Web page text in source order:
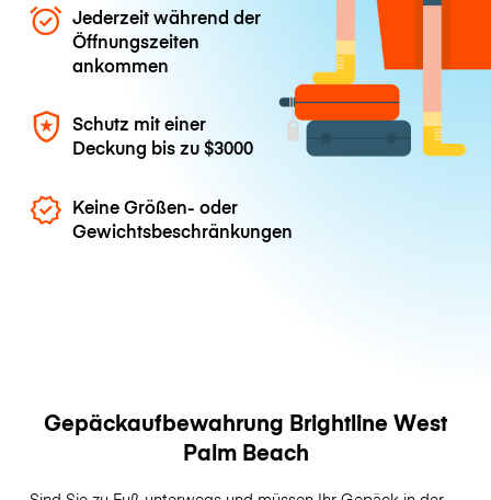
Jederzeit während der
Öffnungszeiten
ankommen
Schutz mit einer
Deckung bis zu$3000
Keine Größen- oder
Gewichtsbeschränkungen
Gepäckaufbewahrung Brightline West
Palm Beach